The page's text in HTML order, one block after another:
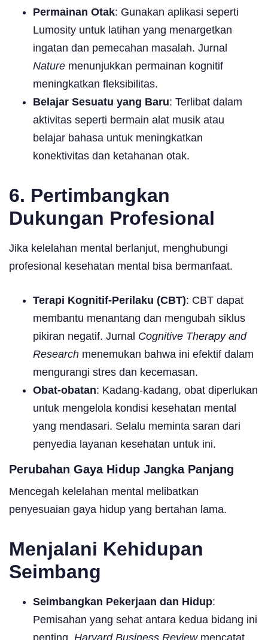
Permainan Otak: Gunakan aplikasi seperti
Lumosity untuk latihan yang menargetkan
ingatan dan pemecahan masalah. Jurnal
Nature menunjukkan permainan kognitif
meningkatkan fleksibilitas.
Belajar Sesuatu yang Baru: Terlibat dalam
aktivitas seperti bermain alat musik atau
belajar bahasa untuk meningkatkan
konektivitas dan ketahanan otak.
6. Pertimbangkan
Dukungan Profesional
Jika kelelahan mental berlanjut, menghubungi
profesional kesehatan mental bisa bermanfaat.
Terapi Kognitif-Perilaku (CBT): CBT dapat
membantu menantang dan mengubah siklus
pikiran negatif. Jurnal Cognitive Therapy and
Research menemukan bahwa ini efektif dalam
mengurangi stres dan kecemasan.
Obat-obatan: Kadang-kadang, obat diperlukan
untuk mengelola kondisi kesehatan mental
yang mendasari. Selalu meminta saran dari
penyedia layanan kesehatan untuk ini.
Perubahan Gaya Hidup Jangka Panjang
Mencegah kelelahan mental melibatkan
penyesuaian gaya hidup yang bertahan lama.
Menjalani Kehidupan
Seimbang
Seimbangkan Pekerjaan dan Hidup:
Pemisahan yang sehat antara kedua bidang ini